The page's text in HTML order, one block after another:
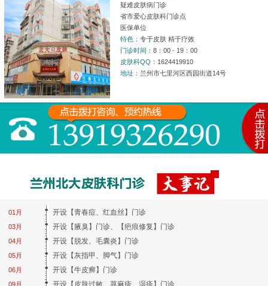
疑难皮肤病门诊
省市爱心皮肤科门诊点
医保单位
特色：专于皮肤 精于疗效
门诊时间：8：00 - 19：00
皮肤科QQ： 1624419910
地址： 兰州市七里河区西园街道14号
01月
03月
04月
05月
06月
09月
开设【青春痘、红血丝】门诊
开设【腋臭】门诊、【疤痕修复】门诊
开设【脱发、毛囊炎】门诊
开设【灰指甲、脚气】门诊
开设【牛皮癣】门诊
开设【皮肤过敏、荨麻疹、湿疹】门诊